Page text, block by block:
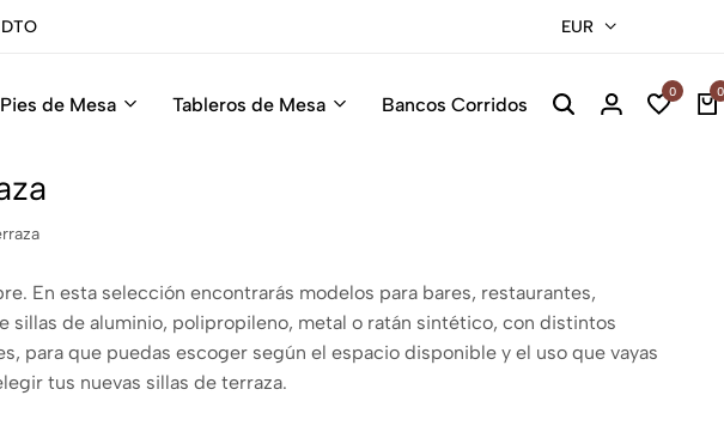
EUR
Pies de Mesa Tableros de Mesa Bancos Corridos
0 0
En esta selección encontrarás modelos para bares, restaurantes,
sillas de aluminio, polipropileno, metal o ratán sintético, con distintos
para que puedas escoger según el espacio disponible y el uso que vayas
tus nuevas sillas de terraza.